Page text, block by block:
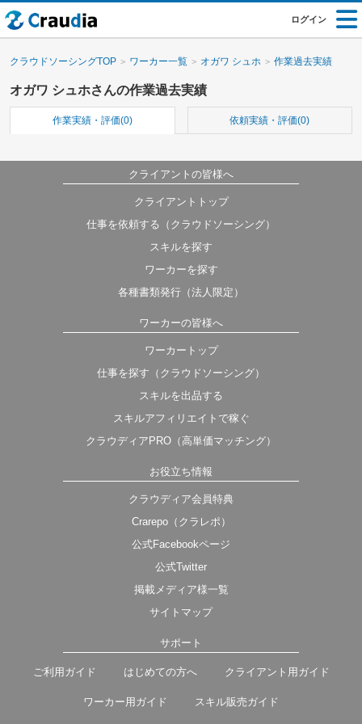
ログイン
クラウドソーシングTOP ワーカー一覧 オガワ シュホ 作業過去実績
オガワ シュホさんの作業過去実績
作業実績・評価(0) 依頼実績・評価(0)
クライアントの皆様へ
クライアントトップ
仕事を依頼する（クラウドソーシング）
スキルを探す
ワーカーを探す
各種書類発行（法人限定）
ワーカーの皆様へ
ワーカートップ
仕事を探す（クラウドソーシング）
スキルを出品する
スキルアフィリエイトで稼ぐ
クラウディアPRO（高単価マッチング）
お役立ち情報
クラウディア会員特典
Crarepo（クラレポ）
公式Facebookページ
公式Twitter
掲載メディア様一覧
サイトマップ
サポート
ご利用ガイド はじめての方へ クライアント用ガイド
ワーカー用ガイド スキル販売ガイド